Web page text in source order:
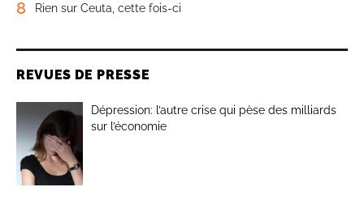
8 Rien sur Ceuta, cette fois-ci
REVUES DE PRESSE
Dépression: l’autre crise qui pèse des milliards
sur l’économie